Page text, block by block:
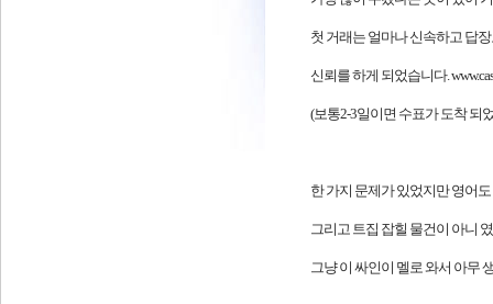
첫 거래는 얼마나 신속하고 답
신뢰를 하게 되었습니다.
(보통2-3일이면 수표가 도착 되
한 가지 문제가 있었지만 영어
그리고 트집 잡힐 물건이 아니
그냥 이 싸인이 멜로 와서 아무